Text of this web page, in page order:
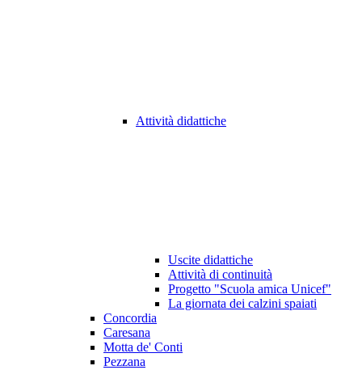
Attività didattiche
Uscite didattiche
Attività di continuità
Progetto "Scuola amica Unicef"
La giornata dei calzini spaiati
Concordia
Caresana
Motta de' Conti
Pezzana